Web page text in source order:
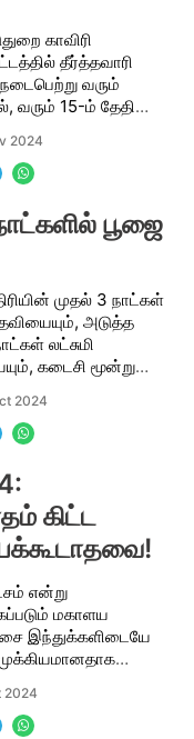
காவிரி
தீர்த்தவாரி
வரும்
வரும் 15-ம் தேதி
கங்கை,
சரஸ்வதி, கோதாவரி,
2024
பூஜை
முதல் 3 நாட்கள்
அடுத்த
லட்சுமி
கடைசி மூன்று
ஒரு மனிதனுக்கு
ஞானம் இந்த
2024
கிட்ட
என்று
மகாளய
இந்துக்களிடையே
நாளாக
2024